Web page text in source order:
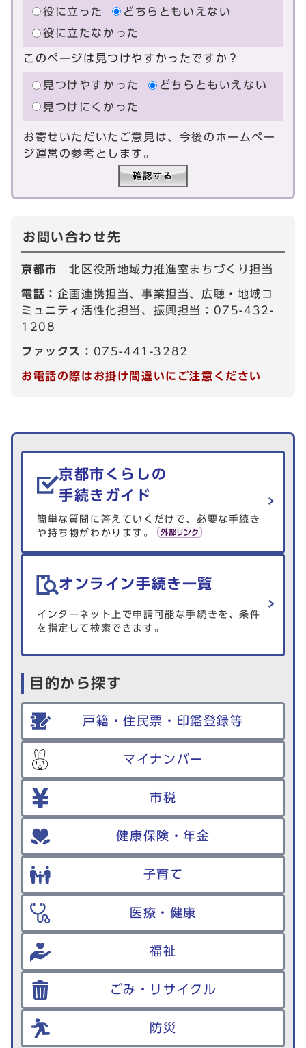
役に立った
どちらともいえない
役に立たなかった
このページは見つけやすかったですか？
見つけやすかった
どちらともいえない
見つけにくかった
お寄せいただいたご意見は、今後のホームペー
ジ運営の参考とします。
お問い合わせ先
京都市北区役所地域力推進室まちづくり担当
電話： 企画連携担当、事業担当、広聴・地域コ
ミュニティ活性化担当、振興担当：075-432-
1208
ファックス： 075-441-3282
お電話の際はお掛け間違いにご注意ください
生活情報を探す
京都市くらしの
手続きガイド
簡単な質問に答えていくだけで、必要な手続き
や持ち物がわかります。
オンライン手続き一覧
インターネット上で申請可能な手続きを、条件
を指定して検索できます。
目的から探す
戸籍・住民票・印鑑登録等
マイナンバー
市税
健康保険・年金
子育て
医療・健康
福祉
ごみ・リサイクル
防災